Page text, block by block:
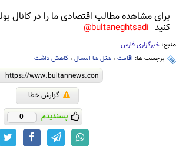
برای مشاهده مطالب اقتصادی ما را در کانال
کنید bultaneghtsadi@
منبع: خبرگزاری فارس
برچسب ها: اقامت ، هتل ها امسال ، کاهش داشت
گزارش خطا
پسندیدم 0